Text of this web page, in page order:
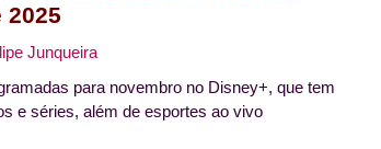
2025
Junqueira
para novembro no Disney+, que tem
e séries, além de esportes ao vivo